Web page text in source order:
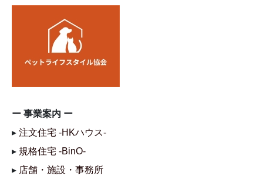
ー 事業案内 ー
▸ 注文住宅 -HKハウス-
▸ 規格住宅 -BinO-
▸ 店舗・施設・事務所